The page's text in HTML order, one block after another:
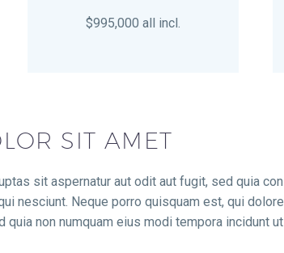
$995,000 all incl.
SIT AMET
sit aspernatur aut odit aut fugit, sed quia
nesciunt. Neque porro quisquam est, qui
non numquam eius modi tempora incidunt